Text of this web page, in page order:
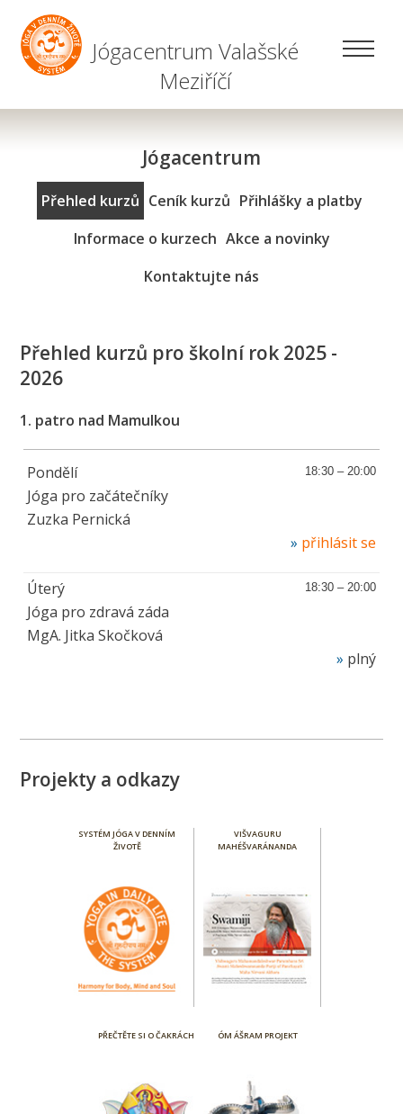
Jógacentrum Valašské
Meziříčí
Jógacentrum
Přehled kurzů Ceník kurzů Přihlášky a platby
Informace o kurzech Akce a novinky
Kontaktujte nás
Přehled kurzů pro školní rok 2025 -
2026
1. patro nad Mamulkou
Pondělí 18:30 – 20:00
Jóga pro začátečníky
Zuzka Pernická
přihlásit se
Úterý 18:30 – 20:00
Jóga pro zdravá záda
MgA. Jitka Skočková
plný
Projekty a odkazy
SYSTÉM JÓGA V DENNÍM
ŽIVOTĚ
VIŠVAGURU
MAHÉŠVARÁNANDA
PŘEČTĚTE SI O ČAKRÁCH ÓM ÁŠRAM PROJEKT